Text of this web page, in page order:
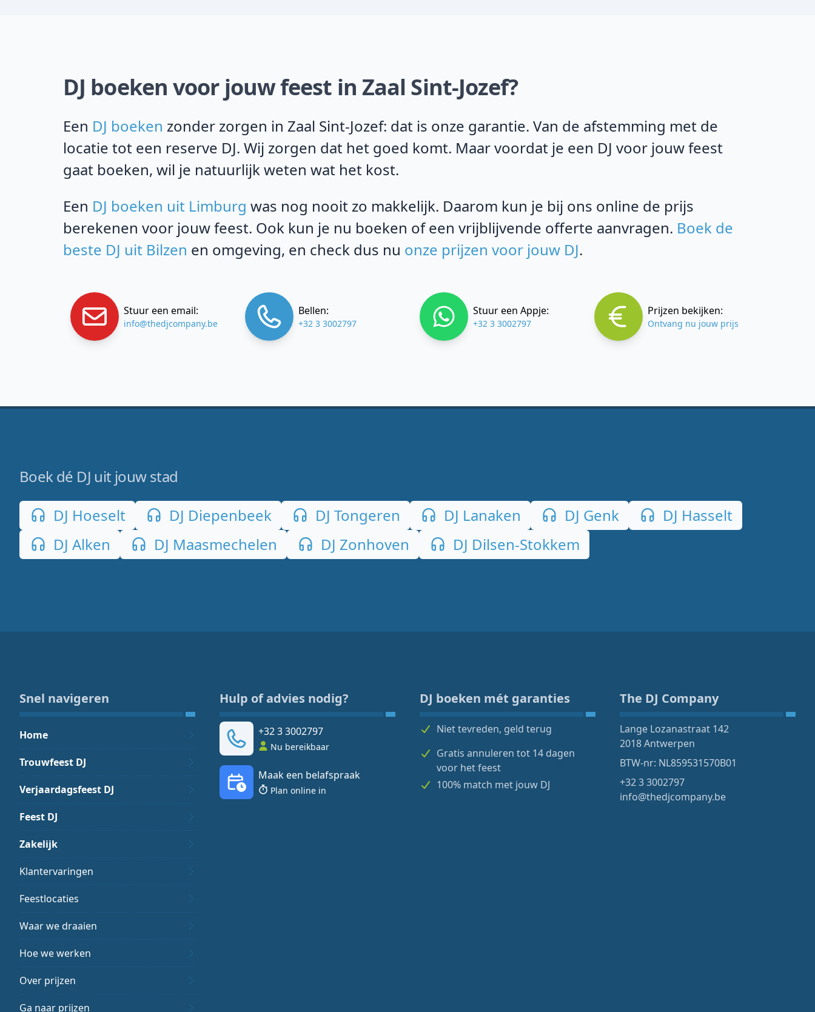
DJ boeken voor jouw feest in Zaal Sint-Jozef?
Een DJ boeken zonder zorgen in Zaal Sint-Jozef: dat is onze garantie. Van de afstemming met de
locatie tot een reserve DJ. Wij zorgen dat het goed komt. Maar voordat je een DJ voor jouw feest
gaat boeken, wil je natuurlijk weten wat het kost.
Een DJ boeken uit Limburg was nog nooit zo makkelijk. Daarom kun je bij ons online de prijs
berekenen voor jouw feest. Ook kun je nu boeken of een vrijblijvende offerte aanvragen. Boek de
beste DJ uit Bilzen en omgeving, en check dus nu onze prijzen voor jouw DJ.
Stuur een email:
info@thedjcompany.be
Bellen:
+32 3 3002797
Stuur een Appje:
+32 3 3002797
Prijzen bekijken:
Ontvang nu jouw prijs
Boek dé DJ uit jouw stad
DJ Hoeselt
DJ Diepenbeek DJ Tongeren DJ Lanaken DJ Genk
DJ Hasselt
DJ Alken
DJ Maasmechelen DJ Zonhoven DJ Dilsen-Stokkem
Snel navigeren
Home
Trouwfeest DJ
Verjaardagsfeest DJ
Feest DJ
Zakelijk
Klantervaringen
Feestlocaties
Waar we draaien
Hoe we werken
Over prijzen
Ga naar prijzen
Hulp of advies nodig?
+32 3 3002797
Nu bereikbaar
Maak een belafspraak
Plan online in
DJ boeken mét garanties
Niet tevreden, geld terug
Gratis annuleren tot 14 dagen
voor het feest
100% match met jouw DJ
The DJ Company
Lange Lozanastraat 142
2018 Antwerpen
BTW-nr: NL859531570B01
+32 3 3002797
info@thedjcompany.be